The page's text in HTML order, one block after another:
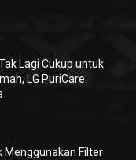
Lagi Cukup untuk
LG PuriCare
Menggunakan Filter